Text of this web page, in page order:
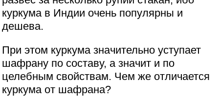
куркума в Индии очень популярны и
дешева.
При этом куркума значительно уступает
шафрану по составу, а значит и по
целебным свойствам. Чем же отличается
куркума от шафрана?